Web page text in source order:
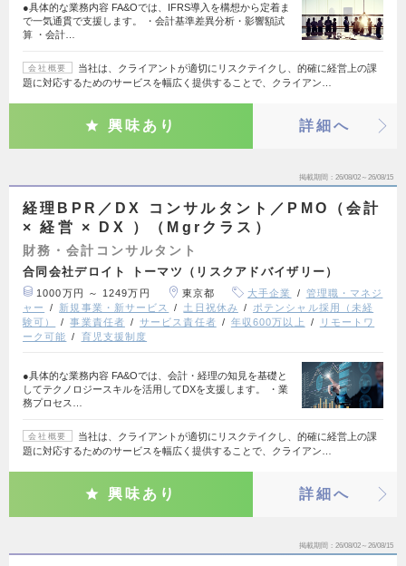
●具体的な業務内容 FA&Oでは、IFRS導入を構想から定着ま
で一気通貫で支援します。 ・会計基準差異分析・影響額試
算 ・会計…
会社概要
当社は、クライアントが適切にリスクテイクし、的確に経営上の課
題に対応するためのサービスを幅広く提供することで、クライアン…
興味あり 詳細へ
掲載期間 26/08/02～26/08/15
経理BPR／DX コンサルタント／PMO（会計
× 経営 × DX ）（Mgrクラス）
財務・会計コンサルタント
合同会社デロイト トーマツ（リスクアドバイザリー）
1000万円 ～ 1249万円 東京都 大手企業
管理職・マネジ
ャー
新規事業・新サービス 土日祝休み
ポテンシャル採用（未経
験可）
事業責任者 サービス責任者 年収600万以上
リモートワ
ーク可能
育児支援制度
●具体的な業務内容 FA&Oでは、会計・経理の知見を基礎と
してテクノロジースキルを活用してDXを支援します。 ・業
務プロセス…
会社概要
当社は、クライアントが適切にリスクテイクし、的確に経営上の課
題に対応するためのサービスを幅広く提供することで、クライアン…
興味あり 詳細へ
掲載期間 26/08/02～26/08/15